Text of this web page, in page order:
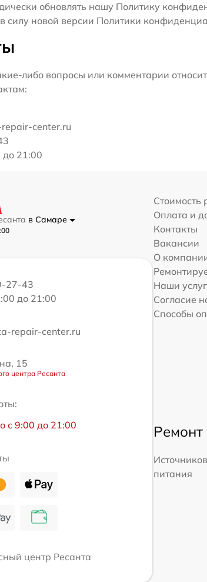
обновлять нашу Политику
силу новой версии Политики
либо вопросы или комментарии
center.ru
до 21:00
в Самаре
27-43
до 21:00
repair-center.ru
15
центра Ресанта
с 9:00 до 21:00
центр Ресанта
Стоимость
Оплата и
Контакты
Вакансии
О
Наши
Согласие
Способы
Ремонт
питания